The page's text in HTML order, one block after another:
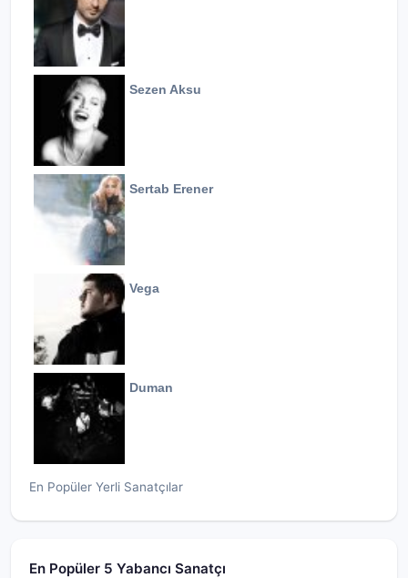
Sezen Aksu
Sertab Erener
Vega
Duman
En Popüler Yerli Sanatçılar
En Popüler 5 Yabancı Sanatçı